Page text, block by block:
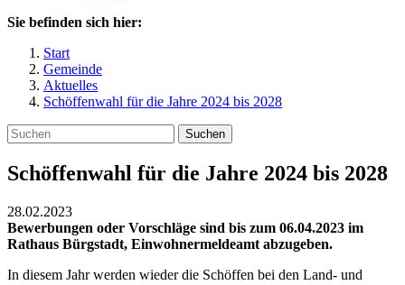
Sie befinden sich hier:
Start
Gemeinde
Aktuelles
Schöffenwahl für die Jahre 2024 bis 2028
Suchen
Schöffenwahl für die Jahre 2024 bis 2028
28.02.2023
Bewerbungen oder Vorschläge sind bis zum 06.04.2023 im
Rathaus Bürgstadt, Einwohnermeldeamt abzugeben.
In diesem Jahr werden wieder die Schöffen bei den Land- und